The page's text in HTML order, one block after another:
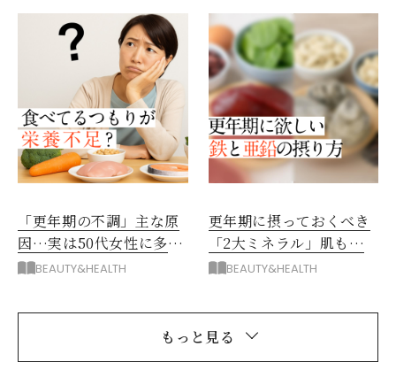
「更年期の不調」主な原
因…実は50代女性に多
い“隠れ栄養不足”
BEAUTY&HEALTH
更年期に摂っておくべき
「2大ミネラル」肌も髪
もメンタルも助けるコツ
BEAUTY&HEALTH
もっと見る